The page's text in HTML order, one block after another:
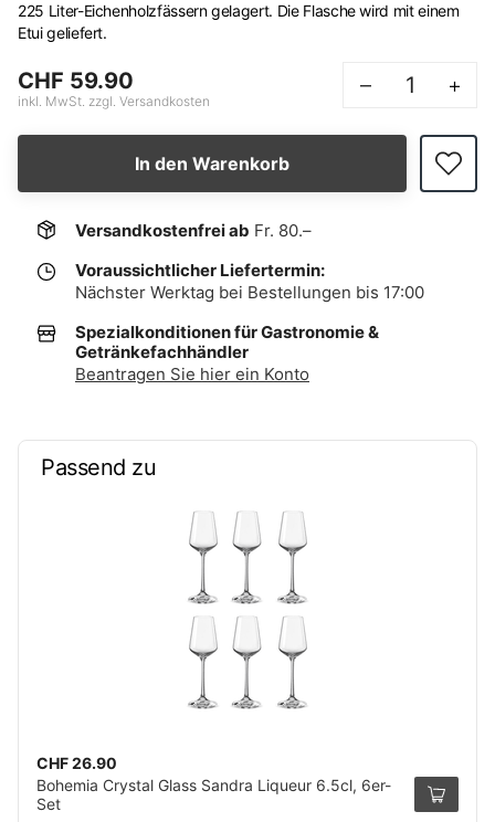
225 Liter-Eichenholzfässern gelagert. Die Flasche wird mit einem
Etui geliefert.
CHF 59.90
inkl. MwSt. zzgl. Versandkosten
– +
In den Warenkorb
Versandkostenfrei ab Fr. 80.–
Voraussichtlicher Liefertermin:
Nächster Werktag bei Bestellungen bis 17:00
Spezialkonditionen für Gastronomie &
Getränkefachhändler
Beantragen Sie hier ein Konto
Passend zu
CHF 26.90
Bohemia Crystal Glass Sandra Liqueur 6.5cl, 6er-
Set